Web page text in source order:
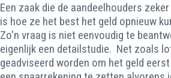
Een zaak die de aandeelhouders
is hoe ze het best het geld opnieuw
Zo'n vraag is niet eenvoudig te
eigenlijk een detailstudie. Net zoals
geadviseerd worden om het geld